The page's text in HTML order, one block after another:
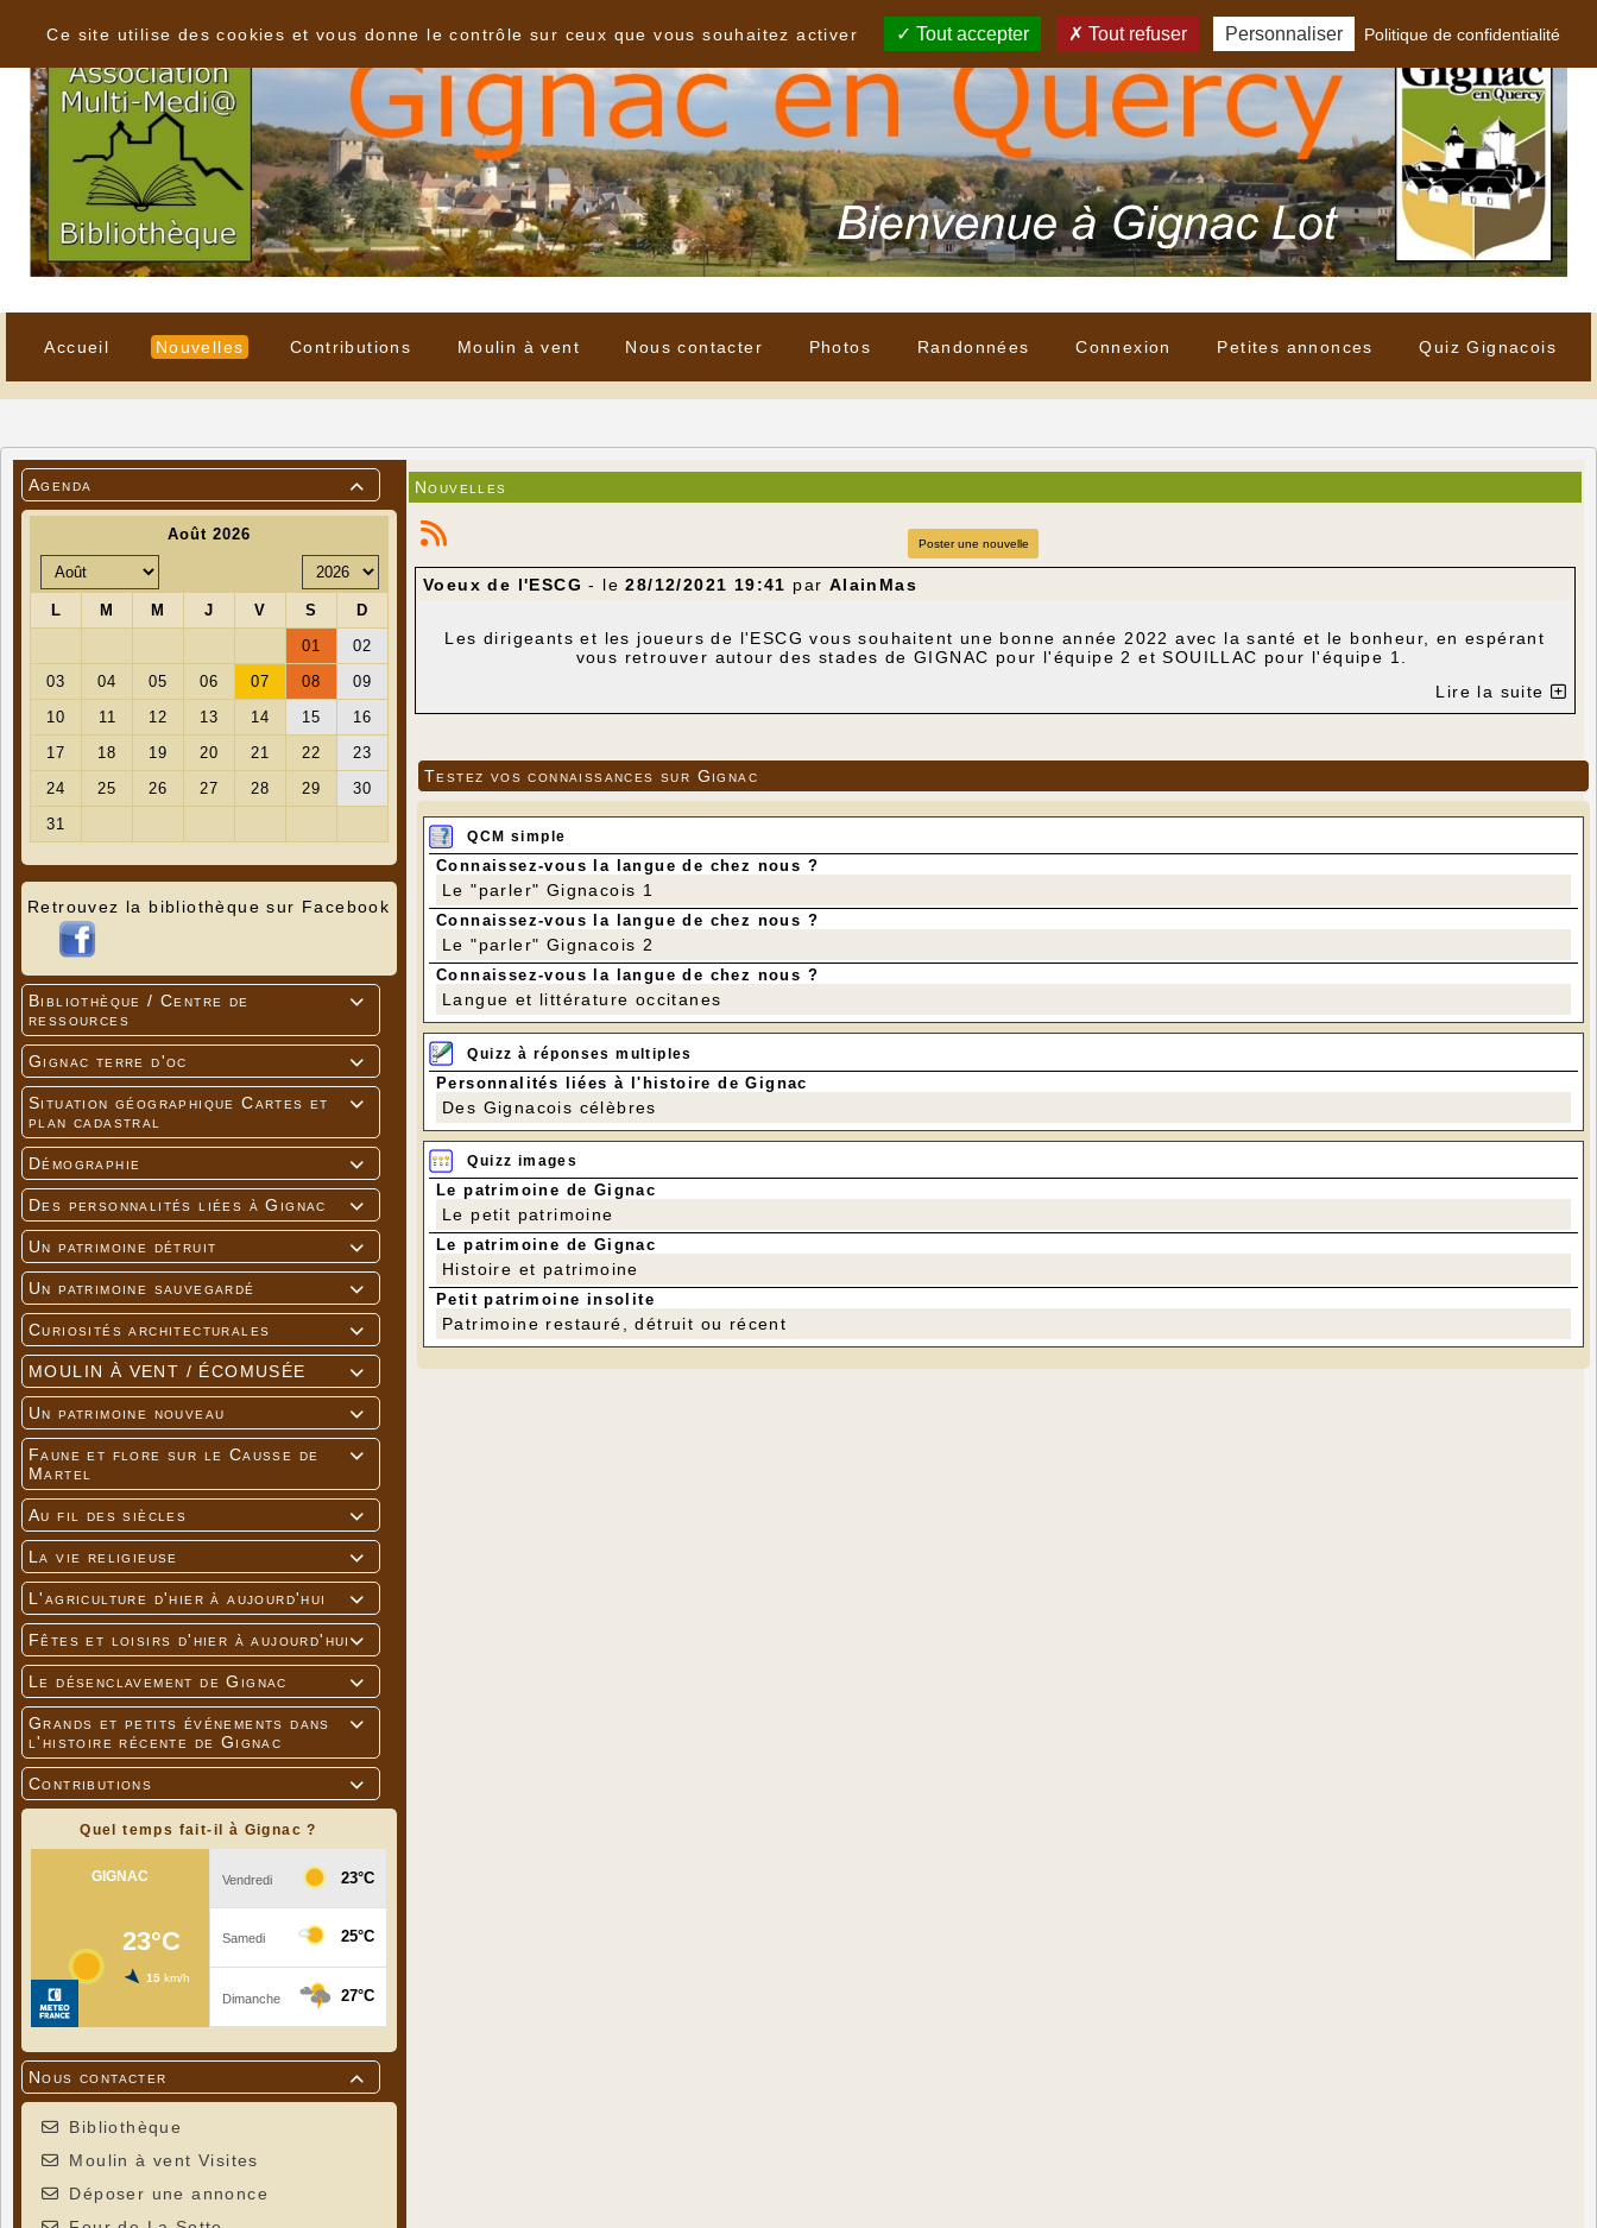
Accueil Nouvelles Contributions Moulin à vent Nous contacter Photos Randonnées Connexion Petites annonces Quiz Gignacois

Agenda
Retrouvez la bibliothèque sur Facebook

Bibliothèque / Centre de
ressources

Gignac terre d'oc

Situation géographique Cartes et
plan cadastral

Démographie

Des personnalités liées à Gignac

Un patrimoine détruit

Un patrimoine sauvegardé

Curiosités architecturales

MOULIN À VENT / ÉCOMUSÉE

Un patrimoine nouveau

Faune et flore sur le Causse de
Martel

Au fil des siècles

La vie religieuse

L'agriculture d'hier à aujourd'hui

Fêtes et loisirs d'hier à aujourd'hui

Le désenclavement de Gignac

Grands et petits événements dans
l'histoire récente de Gignac

Contributions
Quel temps fait-il à Gignac ?

Nous contacter
Bibliothèque
Moulin à vent Visites
Déposer une annonce
Nouvelles
Poster une nouvelle
Voeux de l'ESCG - le28/12/2021 19:41 par AlainMas
Les dirigeants et les joueurs de l'ESCG vous souhaitent une bonne année 2022 avec la santé et le bonheur, en espérant
vous retrouver autour des stades de GIGNAC pour l'équipe 2 et SOUILLAC pour l'équipe 1.
Lire la suite
Testez vos connaissances sur Gignac
QCM simple
Connaissez-vous la langue de chez nous ?
Le "parler" Gignacois 1
Connaissez-vous la langue de chez nous ?
Le "parler" Gignacois 2
Connaissez-vous la langue de chez nous ?
Langue et littérature occitanes
Quizz à réponses multiples
Personnalités liées à l'histoire de Gignac
Des Gignacois célèbres
Quizz images
Le patrimoine de Gignac
Le petit patrimoine
Le patrimoine de Gignac
Histoire et patrimoine
Petit patrimoine insolite
Patrimoine restauré, détruit ou récent
Ce site utilise des cookies et vous donne le contrôle sur ceux que vous souhaitez activer
Tout accepter Tout refuser Personnaliser Politique de confidentialité